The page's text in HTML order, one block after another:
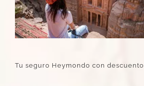
Tu seguro Heymondo con